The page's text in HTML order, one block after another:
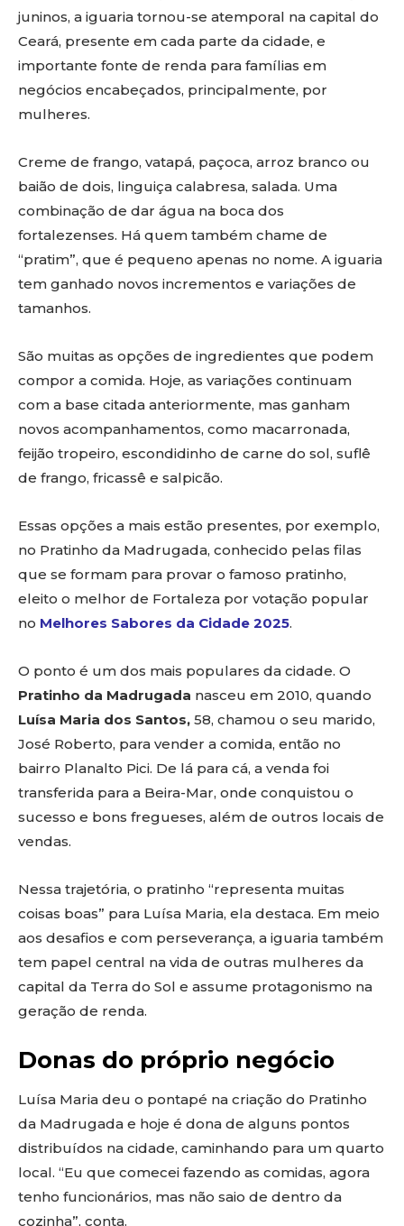
juninos, a iguaria tornou-se atemporal na capital do
Ceará, presente em cada parte da cidade, e
importante fonte de renda para famílias em
negócios encabeçados, principalmente, por
mulheres.
Creme de frango, vatapá, paçoca, arroz branco ou
baião de dois, linguiça calabresa, salada. Uma
combinação de dar água na boca dos
fortalezenses. Há quem também chame de
“pratim”, que é pequeno apenas no nome. A iguaria
tem ganhado novos incrementos e variações de
tamanhos.
São muitas as opções de ingredientes que podem
compor a comida. Hoje, as variações continuam
com a base citada anteriormente, mas ganham
novos acompanhamentos, como macarronada,
feijão tropeiro, escondidinho de carne do sol, suflê
de frango, fricassê e salpicão.
Essas opções a mais estão presentes, por exemplo,
no Pratinho da Madrugada, conhecido pelas filas
que se formam para provar o famoso pratinho,
eleito o melhor de Fortaleza por votação popular
no Melhores Sabores da Cidade 2025.
O ponto é um dos mais populares da cidade. O
Pratinho da Madrugada nasceu em 2010, quando
Luísa Maria dos Santos, 58, chamou o seu marido,
José Roberto, para vender a comida, então no
bairro Planalto Pici. De lá para cá, a venda foi
transferida para a Beira-Mar, onde conquistou o
sucesso e bons fregueses, além de outros locais de
vendas.
Nessa trajetória, o pratinho “representa muitas
coisas boas” para Luísa Maria, ela destaca. Em meio
aos desafios e com perseverança, a iguaria também
tem papel central na vida de outras mulheres da
capital da Terra do Sol e assume protagonismo na
geração de renda.
Donas do próprio negócio
Luísa Maria deu o pontapé na criação do Pratinho
da Madrugada e hoje é dona de alguns pontos
distribuídos na cidade, caminhando para um quarto
local. “Eu que comecei fazendo as comidas, agora
tenho funcionários, mas não saio de dentro da
cozinha”, conta.